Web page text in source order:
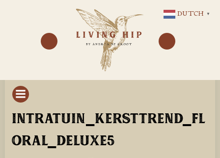
NAAR
DE
INHOUD
INTRATUIN_KERSTTREND_FL
ORAL_DELUXE5
DUTCH ▼